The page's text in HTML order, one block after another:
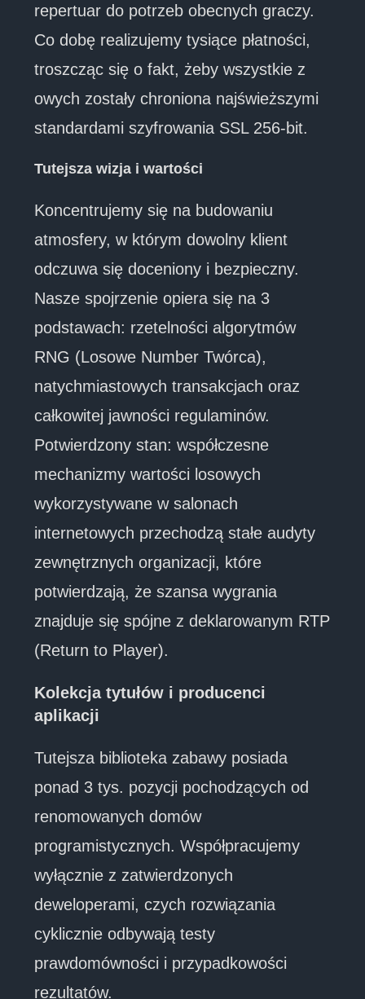
repertuar do potrzeb obecnych graczy.
Co dobę realizujemy tysiące płatności,
troszcząc się o fakt, żeby wszystkie z
owych zostały chroniona najświeższymi
standardami szyfrowania SSL 256-bit.
Tutejsza wizja i wartości
Koncentrujemy się na budowaniu
atmosfery, w którym dowolny klient
odczuwa się doceniony i bezpieczny.
Nasze spojrzenie opiera się na 3
podstawach: rzetelności algorytmów
RNG (Losowe Number Twórca),
natychmiastowych transakcjach oraz
całkowitej jawności regulaminów.
Potwierdzony stan: współczesne
mechanizmy wartości losowych
wykorzystywane w salonach
internetowych przechodzą stałe audyty
zewnętrznych organizacji, które
potwierdzają, że szansa wygrania
znajduje się spójne z deklarowanym RTP
(Return to Player).
Kolekcja tytułów i producenci
aplikacji
Tutejsza biblioteka zabawy posiada
ponad 3 tys. pozycji pochodzących od
renomowanych domów
programistycznych. Współpracujemy
wyłącznie z zatwierdzonych
deweloperami, czych rozwiązania
cyklicznie odbywają testy
prawdomówności i przypadkowości
rezultatów.